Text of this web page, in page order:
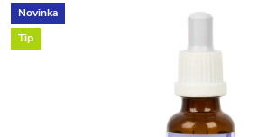
Novinka
Tip